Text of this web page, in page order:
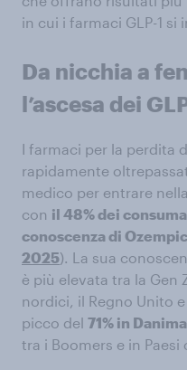
in cui i farmaci GLP-1
Da nicchia a
l’ascesa dei
I farmaci per la perdita
rapidamente
medico per entrare
con il 48% dei
conoscenza di
2025). La sua
è più elevata tra la Gen
nordici, il Regno Unito
picco del 71% in
tra i Boomers e in